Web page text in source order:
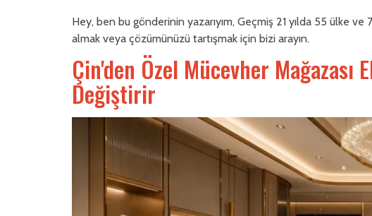
Hey, ben bu gönderinin yazarıyım, Geçmiş 21 yılda 55 ülke
almak veya çözümünüzü tartışmak için bizi arayın.
Çin'den Özel Mücevher
Değiştirir